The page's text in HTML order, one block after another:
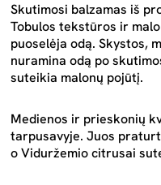
Skutimosi balzamas iš
Tobulos tekstūros ir
puoselėja odą. Skystos,
nuramina odą po
suteikia malonų pojūtį.
Medienos ir prieskonių
tarpusavyje. Juos
o Viduržemio citrusai